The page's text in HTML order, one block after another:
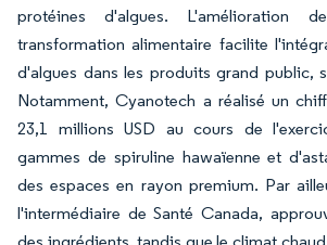
protéines d'algues. L'amélioration
transformation alimentaire facilite
d'algues dans les produits grand public,
Notamment, Cyanotech a réalisé un
23,1 millions USD au cours de
gammes de spiruline hawaïenne et
des espaces en rayon premium. Par
l'intermédiaire de Santé Canada,